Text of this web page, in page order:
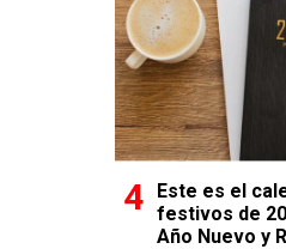
Este es el
festivos de
Año Nuevo y